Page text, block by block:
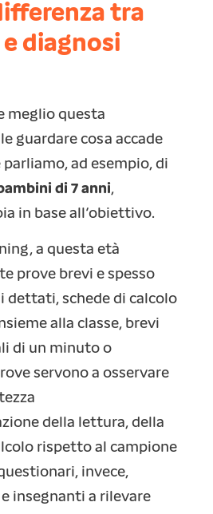
tra
diagnosi
meglio questa
guardare cosa accade
parliamo, ad esempio, di
di 7 anni,
in base all’obiettivo.
a questa età
prove brevi e spesso
dettati, schede di calcolo
alla classe, brevi
di un minuto o
servono a osservare
della lettura, della
rispetto al campione
invece,
insegnanti a rilevare